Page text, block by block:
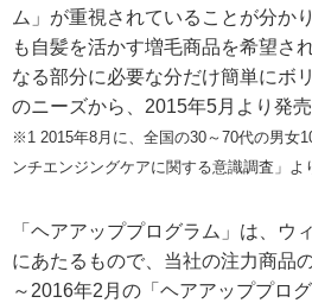
ム」が重視されていることが分か
も自髪を活かす増毛商品を希望さ
なる部分に必要な分だけ簡単にボ
のニーズから、2015年5月より発売
※1 2015年8月に、全国の30～70代の男女
ンチエンジングケアに関する意識調査」よ
「ヘアアッププログラム」は、ウ
にあたるもので、当社の注力商品
～2016年2月の「ヘアアッププロ